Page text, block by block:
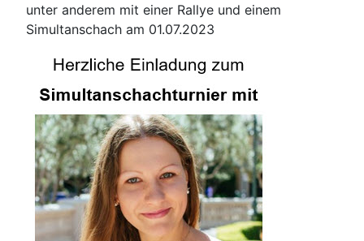
unter anderem mit einer Rallye und einem
Simultanschach am 01.07.2023